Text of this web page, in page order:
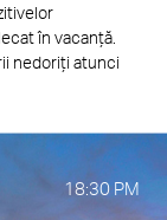
în vacanță.
nedoriți atunci
18:30PM